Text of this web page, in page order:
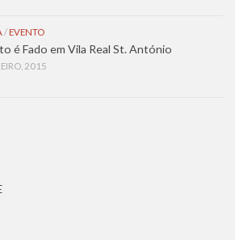
/ EVENTO
é Fado em Vila Real St. António
2015